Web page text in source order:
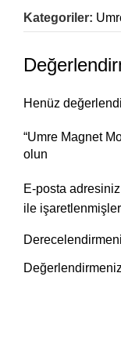
Kategoriler:
Henüz
“Umre Magnet
olun
E-posta
ile
Değerlendirmeniz